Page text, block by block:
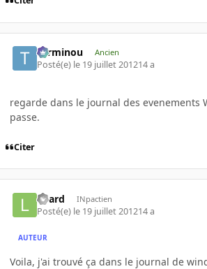
Terminou Ancien
Posté(e) le 19 juillet 201214 a
regarde dans le journal des evenements
passe.
Citer
Loard INpactien
Posté(e) le 19 juillet 201214 a
AUTEUR
Voila, j'ai trouvé ça dans le journal de